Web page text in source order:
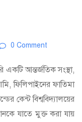
0 Comment
আন্তর্জতিক সংস্থা,
ফিলিপাইনের ফাতিমা
কেন্ট বিশ্ববিদ্যালয়ের
যাতে মুক্ত করা যায়